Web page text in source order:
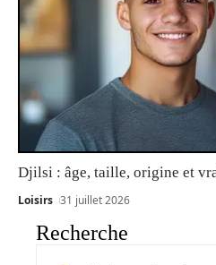
Djilsi : âge, taille, origine et
Loisirs 31 juillet 2026
Recherche